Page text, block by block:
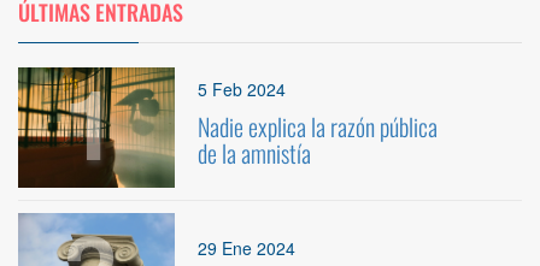
ÚLTIMAS ENTRADAS
1 5 Feb 2024
Nadie explica la razón pública
de la amnistía
29 Ene 2024